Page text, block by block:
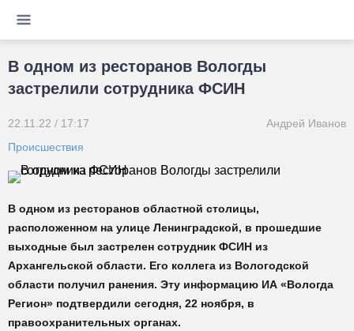
В одном из ресторанов Вологды
застрелили сотрудника ФСИН
22.11.22 / 17:17
Андрей Иванов
Происшествия
В одном из ресторанов областной столицы,
расположенном на улице Ленинградской, в прошедшие
выходные был застрелен сотрудник ФСИН из
Архангельской области. Его коллега из Вологодской
области получил ранения. Эту информацию ИА «Вологда
Регион» подтвердили сегодня, 22 ноября, в
правоохранительных органах.